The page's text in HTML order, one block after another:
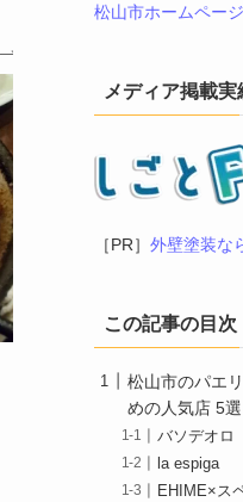
松山市ホームページ
メディア掲載実
［PR］ 外壁塗装な
この記事の目次
松山市のパエ
めの人気店 5選
バソデオロ
la espiga
EHIME×ス